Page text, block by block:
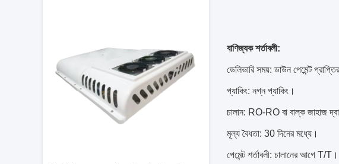
বাণিজ্যক শর্তাবলী:
ডেলিভারি সময়: ডাউন পেমেন্ট
প্যাকিং: নগ্ন প্যাকিং।
চালান: RO-RO বা বাল্ক জাহাজ
মূল্য বৈধতা: 30 দিনের মধ্যে।
পেমেন্ট শর্তাবলী: চালানের আগে T/T।